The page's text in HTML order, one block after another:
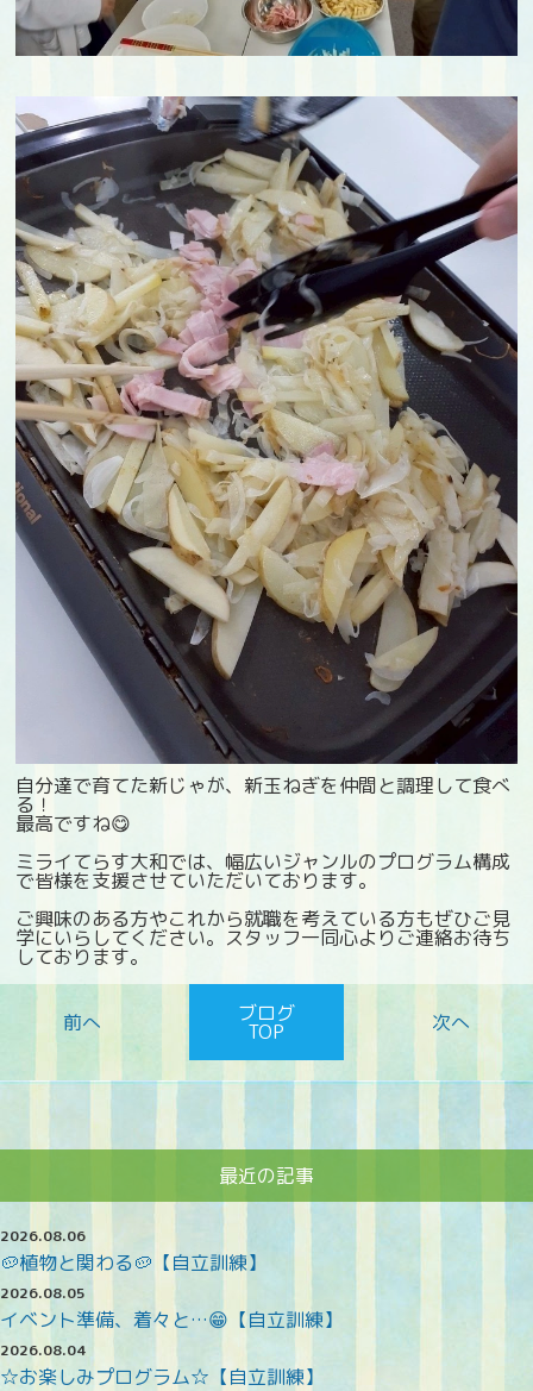
自分達で育てた新じゃが、新玉ねぎを仲間と調理して食べ
る！
最高ですね😋
ミライてらす大和では、幅広いジャンルのプログラム構成
で皆様を支援させていただいております。
ご興味のある方やこれから就職を考えている方もぜひご見
学にいらしてください。スタッフ一同心よりご連絡お待ち
しております。
ブログ
TOP
最近の記事
2026.08.06
🥔植物と関わる🥔【自立訓練】
2026.08.05
イベント準備、着々と…😁【自立訓練】
2026.08.04
☆お楽しみプログラム☆【自立訓練】